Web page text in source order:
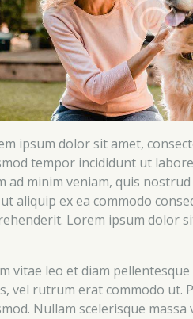
ipsum dolor sit amet,
tempor incididunt ut
ad minim veniam, quis
aliquip ex ea commodo
Lorem ipsum dolor
vitae leo et diam
vel rutrum erat commodo ut.
Nullam scelerisque